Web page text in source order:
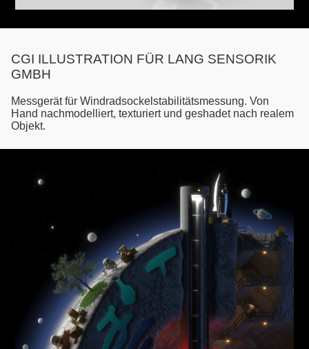
CGI ILLUSTRATION FÜR LANG SENSORIK
GMBH
Messgerät für Windradsockelstabilitätsmessung. Von
Hand nachmodelliert, texturiert und geshadet nach realem
Objekt.